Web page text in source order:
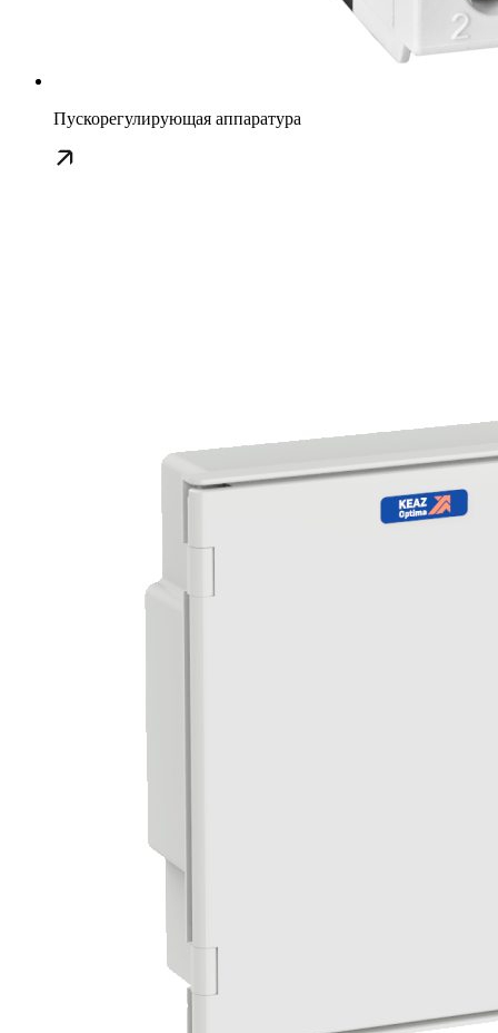
Пускорегулирующая аппаратура